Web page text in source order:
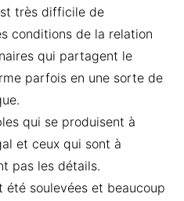
très difficile de
conditions de la relation
qui partagent le
parfois en une sorte de
qui se produisent à
et ceux qui sont à
pas les détails.
été soulevées et beaucoup